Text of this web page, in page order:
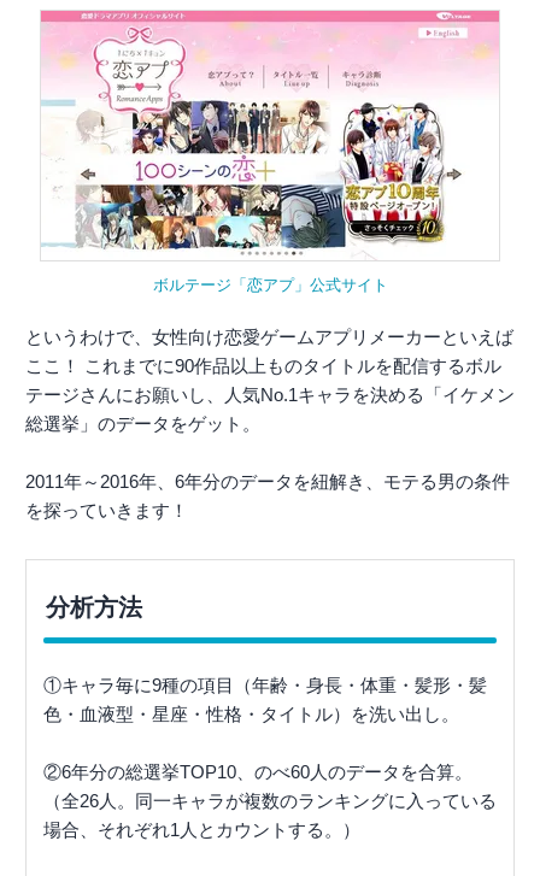
ボルテージ「恋アプ」公式サイト
というわけで、女性向け恋愛ゲームアプリメーカーといえば
ここ！ これまでに90作品以上ものタイトルを配信するボル
テージさんにお願いし、人気No.1キャラを決める「イケメン
総選挙」のデータをゲット。
2011年～2016年、6年分のデータを紐解き、モテる男の条件
を探っていきます！
分析方法
①キャラ毎に9種の項目（年齢・身長・体重・髪形・髪
色・血液型・星座・性格・タイトル）を洗い出し。
②6年分の総選挙TOP10、のべ60人のデータを合算。
（全26人。同一キャラが複数のランキングに入っている
場合、それぞれ1人とカウントする。）